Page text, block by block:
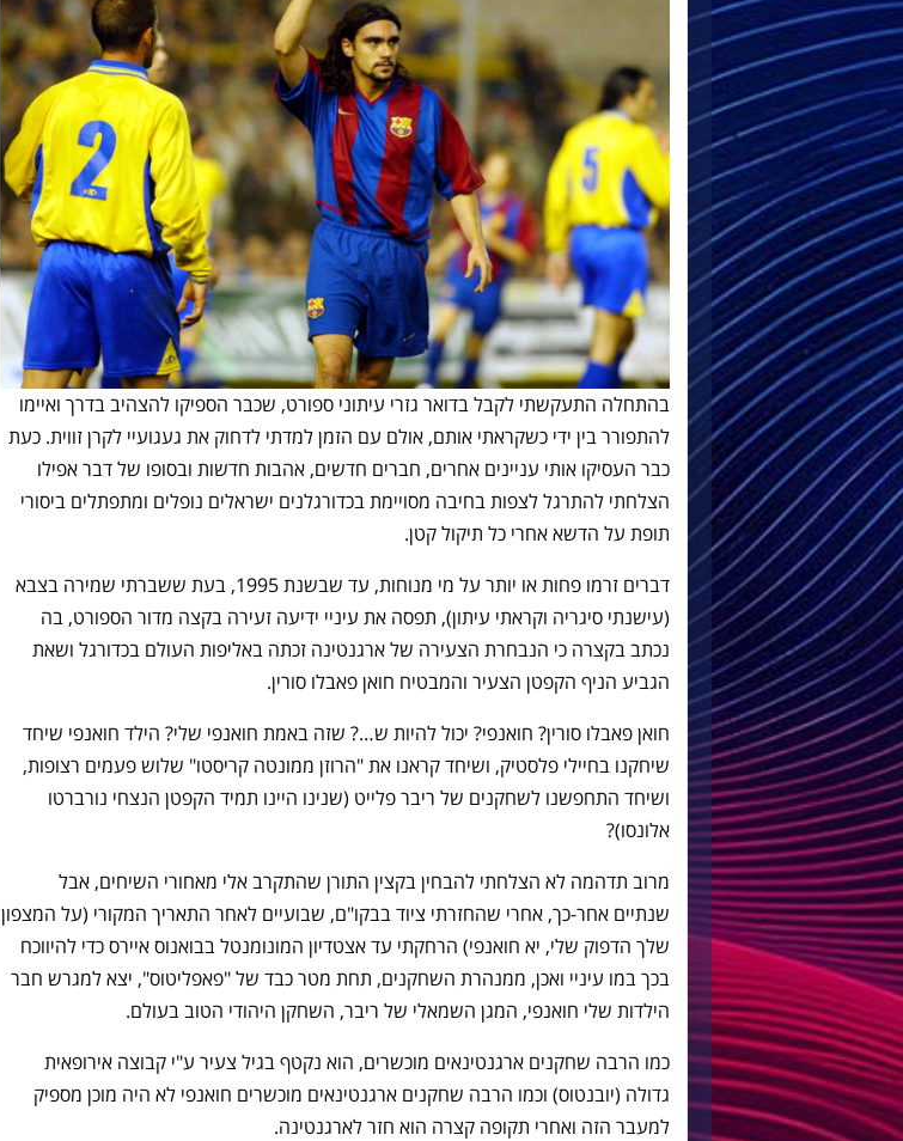
בהתחלה התעקשתי לקבל בדואר גזרי עיתוני ספורט, שכבר הספיקו להצהיב בדרך ואיימו
להתפורר בין ידי כשקראתי אותם, אולם עם הזמן למדתי לדחוק את געגועיי לקרן זווית. כעת
כבר העסיקו אותי עניינים אחרים, חברים חדשים, אהבות חדשות ובסופו של דבר אפילו
הצלחתי להתרגל לצפות בחיבה מסויימת בכדורגלנים ישראלים נופלים ומתפתלים ביסורי
תופת על הדשא אחרי כל תיקול קטן.
דברים זרמו פחות או יותר על מי מנוחות, עד שבשנת 1995, בעת ששברתי שמירה בצבא
(עישנתי סיגריה וקראתי עיתון), תפסה את עיניי ידיעה זעירה בקצה מדור הספורט, בה
נכתב בקצרה כי הנבחרת הצעירה של ארגנטינה זכתה באליפות העולם בכדורגל ושאת
הגביע הניף הקפטן הצעיר והמבטיח חואן פאבלו סורין.
חואן פאבלו סורין? חואנפי? יכול להיות ש…? שזה באמת חואנפי שלי? הילד חואנפי שיחד
שיחקנו בחיילי פלסטיק, ושיחד קראנו את "הרוזן ממונטה קריסטו" שלוש פעמים רצופות,
ושיחד התחפשנו לשחקנים של ריבר פלייט (שנינו היינו תמיד הקפטן הנצחי נורברטו
אלונסו)?
מרוב תדהמה לא הצלחתי להבחין בקצין התורן שהתקרב אלי מאחורי השיחים, אבל
שנתיים אחר-כך, אחרי שהחזרתי ציוד בבקו"ם, שבועיים לאחר התאריך המקורי (על המצפון
שלך הדפוק שלי, יא חואנפי) הרחקתי עד אצטדיון המונומנטל בבואנוס איירס כדי להיווכח
בכך במו עיניי ואכן, ממנהרת השחקנים, תחת מטר כבד של "פאפליטוס", יצא למגרש חבר
הילדות שלי חואנפי, המגן השמאלי של ריבר, השחקן היהודי הטוב בעולם.
כמו הרבה שחקנים ארגנטינאים מוכשרים, הוא נקטף בגיל צעיר ע"י קבוצה אירופאית
גדולה (יובנטוס) וכמו הרבה שחקנים ארגנטינאים מוכשרים חואנפי לא היה מוכן מספיק
למעבר הזה ואחרי תקופה קצרה הוא חזר לארגנטינה.